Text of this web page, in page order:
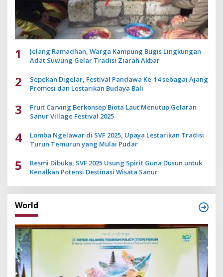
1
Jelang Ramadhan, Warga Kampung Bugis Lingkungan
Adat Suwung Gelar Tradisi Ziarah Akbar
2
Sepekan Digelar, Festival Pandawa Ke-14 sebagai Ajang
Promosi dan Lestarikan Budaya Bali
3
Fruit Carving Berkonsep Biota Laut Menutup Gelaran
Sanur Village Festival 2025
4
Lomba Ngelawar di SVF 2025, Upaya Lestarikan Tradisi
Turun Temurun yang Mulai Pudar
5
Resmi Dibuka, SVF 2025 Usung Spirit Guna Dusun untuk
Kenalkan Potensi Destinasi Wisata Sanur
World